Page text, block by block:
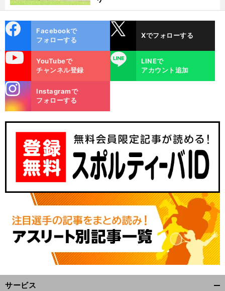
ok
Facebookで
フォローする
Xでフォローする
YouTubeで
チャンネル登録
LINE
LINEで
アカウント追加
m
Instagramで
フォローする
サービス